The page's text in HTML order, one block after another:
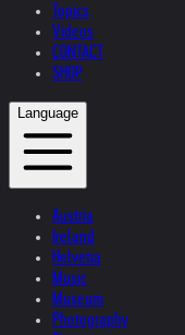
Topics
Videos
CONTACT
SHOP
Language
Austria
Ireland
Helvetia
Music
Museum
Photography